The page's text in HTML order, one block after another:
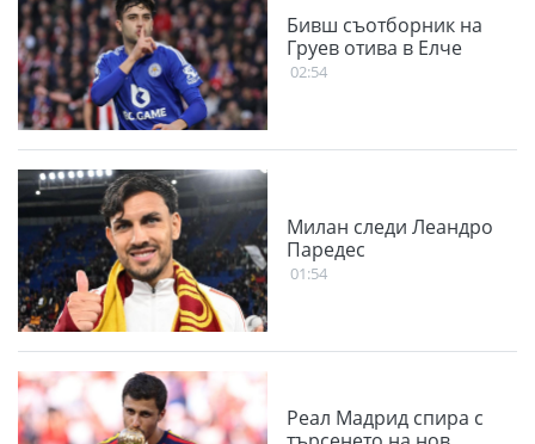
Бивш съотборник на
Груев отива в Елче
02:54
Милан следи Леандро
Паредес
01:54
Реал Мадрид спира с